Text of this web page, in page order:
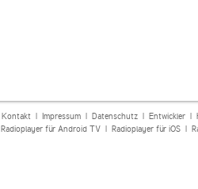
Kontakt| Impressum| Datenschutz| Entwickler|
Radioplayer für Android TV| Radioplayer für iOS|